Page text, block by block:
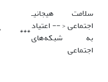
سلامت هیجانیـ
اجتماعی < -- اعتیاد
به شبکه‌های
اجتماعی
***